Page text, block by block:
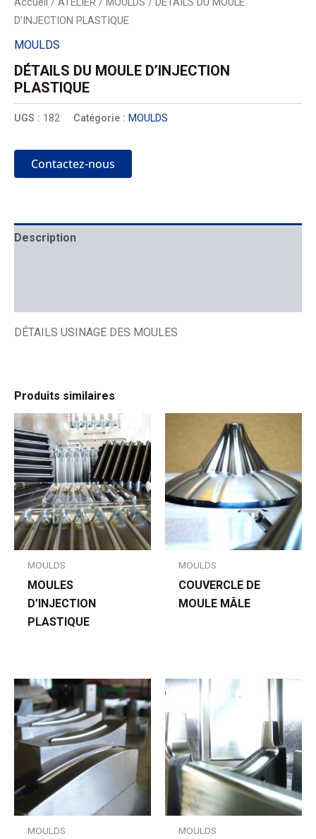
D’INJECTION PLASTIQUE
MOULDS
DÉTAILS DU MOULE D’INJECTION
PLASTIQUE
UGS : 182 Catégorie : MOULDS
Contactez-nous
Description
DÉTAILS USINAGE DES MOULES
Produits similaires
MOULDS
MOULES
D’INJECTION
PLASTIQUE
MOULDS
COUVERCLE DE
MOULE MÂLE
MOULDS MOULDS